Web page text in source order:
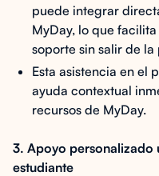
puede integrar
MyDay, lo que
soporte sin salir de
Esta asistencia en el
ayuda contextual
recursos de MyDay.
3. Apoyo
estudiante